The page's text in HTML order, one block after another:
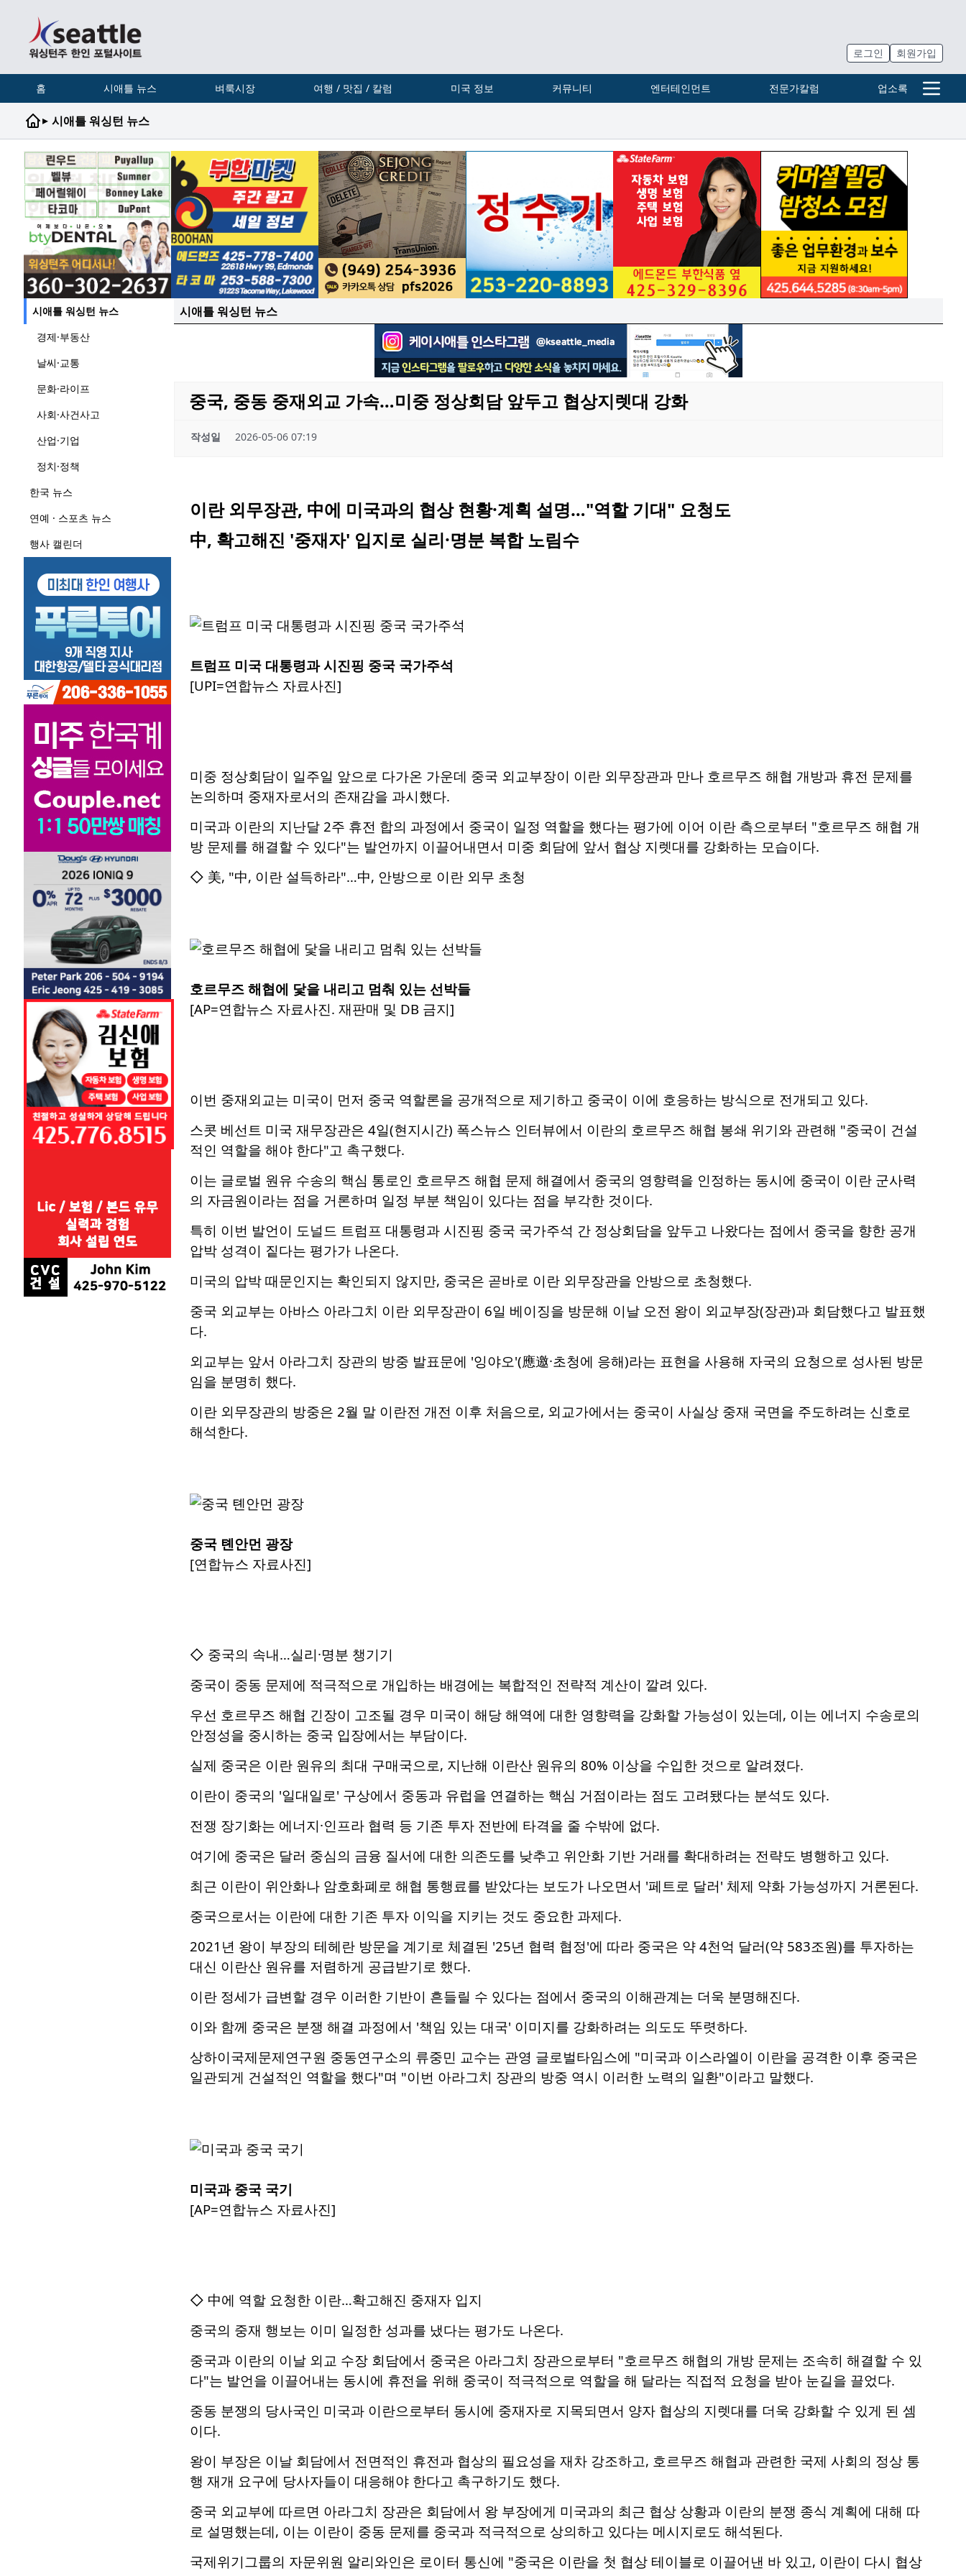
로그인 회원가입
홈 시애틀 뉴스 벼룩시장 여행 / 맛집 / 칼럼 미국 정보 커뮤니티 엔터테인먼트 전문가칼럼 업소록
▸ 시애틀 워싱턴 뉴스
시애틀 워싱턴 뉴스
경제·부동산
날씨·교통
문화·라이프
사회·사건사고
산업·기업
정치·정책
한국 뉴스
연예 · 스포츠 뉴스
행사 캘린더
시애틀 워싱턴 뉴스
중국, 중동 중재외교 가속…미중 정상회담 앞두고 협상지렛대 강화
작성일 2026-05-06 07:19
이란 외무장관, 中에 미국과의 협상 현황·계획 설명…"역할 기대" 요청도
中, 확고해진 '중재자' 입지로 실리·명분 복합 노림수
트럼프 미국 대통령과 시진핑 중국 국가주석
[UPI=연합뉴스 자료사진]
미중 정상회담이 일주일 앞으로 다가온 가운데 중국 외교부장이 이란 외무장관과 만나 호르무즈 해협 개방과 휴전 문제를
논의하며 중재자로서의 존재감을 과시했다.
미국과 이란의 지난달 2주 휴전 합의 과정에서 중국이 일정 역할을 했다는 평가에 이어 이란 측으로부터 "호르무즈 해협 개
방 문제를 해결할 수 있다"는 발언까지 이끌어내면서 미중 회담에 앞서 협상 지렛대를 강화하는 모습이다.
◇ 美, "中, 이란 설득하라"…中, 안방으로 이란 외무 초청
호르무즈 해협에 닻을 내리고 멈춰 있는 선박들
[AP=연합뉴스 자료사진. 재판매 및 DB 금지]
이번 중재외교는 미국이 먼저 중국 역할론을 공개적으로 제기하고 중국이 이에 호응하는 방식으로 전개되고 있다.
스콧 베선트 미국 재무장관은 4일(현지시간) 폭스뉴스 인터뷰에서 이란의 호르무즈 해협 봉쇄 위기와 관련해 "중국이 건설
적인 역할을 해야 한다"고 촉구했다.
이는 글로벌 원유 수송의 핵심 통로인 호르무즈 해협 문제 해결에서 중국의 영향력을 인정하는 동시에 중국이 이란 군사력
의 자금원이라는 점을 거론하며 일정 부분 책임이 있다는 점을 부각한 것이다.
특히 이번 발언이 도널드 트럼프 대통령과 시진핑 중국 국가주석 간 정상회담을 앞두고 나왔다는 점에서 중국을 향한 공개
압박 성격이 짙다는 평가가 나온다.
미국의 압박 때문인지는 확인되지 않지만, 중국은 곧바로 이란 외무장관을 안방으로 초청했다.
중국 외교부는 아바스 아라그치 이란 외무장관이 6일 베이징을 방문해 이날 오전 왕이 외교부장(장관)과 회담했다고 발표했
다.
외교부는 앞서 아라그치 장관의 방중 발표문에 '잉야오'(應邀·초청에 응해)라는 표현을 사용해 자국의 요청으로 성사된 방문
임을 분명히 했다.
이란 외무장관의 방중은 2월 말 이란전 개전 이후 처음으로, 외교가에서는 중국이 사실상 중재 국면을 주도하려는 신호로
해석한다.
중국 톈안먼 광장
[연합뉴스 자료사진]
◇ 중국의 속내…실리·명분 챙기기
중국이 중동 문제에 적극적으로 개입하는 배경에는 복합적인 전략적 계산이 깔려 있다.
우선 호르무즈 해협 긴장이 고조될 경우 미국이 해당 해역에 대한 영향력을 강화할 가능성이 있는데, 이는 에너지 수송로의
안정성을 중시하는 중국 입장에서는 부담이다.
실제 중국은 이란 원유의 최대 구매국으로, 지난해 이란산 원유의 80% 이상을 수입한 것으로 알려졌다.
이란이 중국의 '일대일로' 구상에서 중동과 유럽을 연결하는 핵심 거점이라는 점도 고려됐다는 분석도 있다.
전쟁 장기화는 에너지·인프라 협력 등 기존 투자 전반에 타격을 줄 수밖에 없다.
여기에 중국은 달러 중심의 금융 질서에 대한 의존도를 낮추고 위안화 기반 거래를 확대하려는 전략도 병행하고 있다.
최근 이란이 위안화나 암호화폐로 해협 통행료를 받았다는 보도가 나오면서 '페트로 달러' 체제 약화 가능성까지 거론된다.
중국으로서는 이란에 대한 기존 투자 이익을 지키는 것도 중요한 과제다.
2021년 왕이 부장의 테헤란 방문을 계기로 체결된 '25년 협력 협정'에 따라 중국은 약 4천억 달러(약 583조원)를 투자하는
대신 이란산 원유를 저렴하게 공급받기로 했다.
이란 정세가 급변할 경우 이러한 기반이 흔들릴 수 있다는 점에서 중국의 이해관계는 더욱 분명해진다.
이와 함께 중국은 분쟁 해결 과정에서 '책임 있는 대국' 이미지를 강화하려는 의도도 뚜렷하다.
상하이국제문제연구원 중동연구소의 류중민 교수는 관영 글로벌타임스에 "미국과 이스라엘이 이란을 공격한 이후 중국은
일관되게 건설적인 역할을 했다"며 "이번 아라그치 장관의 방중 역시 이러한 노력의 일환"이라고 말했다.
미국과 중국 국기
[AP=연합뉴스 자료사진]
◇ 中에 역할 요청한 이란…확고해진 중재자 입지
중국의 중재 행보는 이미 일정한 성과를 냈다는 평가도 나온다.
중국과 이란의 이날 외교 수장 회담에서 중국은 아라그치 장관으로부터 "호르무즈 해협의 개방 문제는 조속히 해결할 수 있
다"는 발언을 이끌어내는 동시에 휴전을 위해 중국이 적극적으로 역할을 해 달라는 직접적 요청을 받아 눈길을 끌었다.
중동 분쟁의 당사국인 미국과 이란으로부터 동시에 중재자로 지목되면서 양자 협상의 지렛대를 더욱 강화할 수 있게 된 셈
이다.
왕이 부장은 이날 회담에서 전면적인 휴전과 협상의 필요성을 재차 강조하고, 호르무즈 해협과 관련한 국제 사회의 정상 통
행 재개 요구에 당사자들이 대응해야 한다고 촉구하기도 했다.
중국 외교부에 따르면 아라그치 장관은 회담에서 왕 부장에게 미국과의 최근 협상 상황과 이란의 분쟁 종식 계획에 대해 따
로 설명했는데, 이는 이란이 중동 문제를 중국과 적극적으로 상의하고 있다는 메시지로도 해석된다.
국제위기그룹의 자문위원 알리와인은 로이터 통신에 "중국은 이란을 첫 협상 테이블로 이끌어낸 바 있고, 이란이 다시 협상